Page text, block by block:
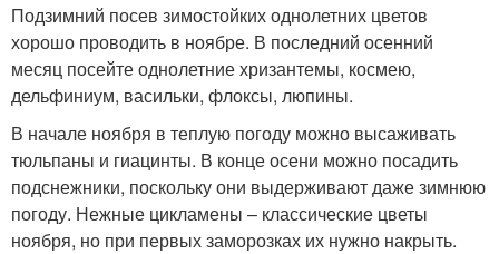
Подзимний посев зимостойких однолетних цветов
хорошо проводить в ноябре. В последний осенний
месяц посейте однолетние хризантемы, космею,
дельфиниум, васильки, флоксы, люпины.
В начале ноября в теплую погоду можно высаживать
тюльпаны и гиацинты. В конце осени можно посадить
подснежники, поскольку они выдерживают даже зимнюю
погоду. Нежные цикламены – классические цветы
ноября, но при первых заморозках их нужно накрыть.